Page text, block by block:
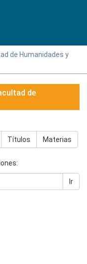
de Humanidades y
de
Títulos Materias
Ir